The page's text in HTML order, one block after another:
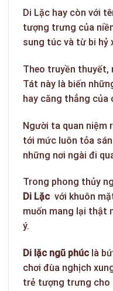
Di Lặc hay còn với
tượng trưng của
sung túc và từ bi hỷ
Theo truyền thuyết,
Tát này là biến
hay căng thẳng của
Người ta quan niệm
tới mức luôn tỏa
những nơi ngài đi
Trong phong thủy
Di Lặc với khuôn
muốn mang lại thật
ý.
Di lặc ngũ phúc là
chơi đùa nghịch
trẻ tượng trưng cho